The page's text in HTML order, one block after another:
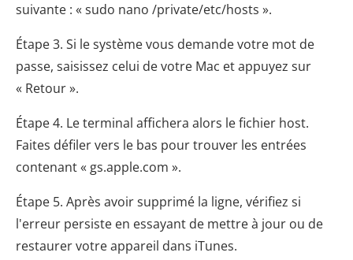
suivante : « sudo nano /private/etc/hosts ».
Étape 3. Si le système vous demande votre mot de
passe, saisissez celui de votre Mac et appuyez sur
« Retour ».
Étape 4. Le terminal affichera alors le fichier host.
Faites défiler vers le bas pour trouver les entrées
contenant « gs.apple.com ».
Étape 5. Après avoir supprimé la ligne, vérifiez si
l'erreur persiste en essayant de mettre à jour ou de
restaurer votre appareil dans iTunes.